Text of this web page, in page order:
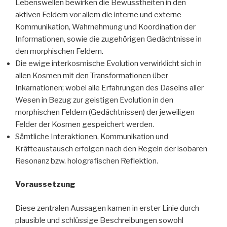
Lebenswellen bewirken die Bewusstheiten in den
aktiven Feldern vor allem die interne und externe
Kommunikation, Wahrnehmung und Koordination der
Informationen, sowie die zugehörigen Gedächtnisse in
den morphischen Feldern.
Die ewige interkosmische Evolution verwirklicht sich in
allen Kosmen mit den Transformationen über
Inkarnationen; wobei alle Erfahrungen des Daseins aller
Wesen in Bezug zur geistigen Evolution in den
morphischen Feldern (Gedächtnissen) der jeweiligen
Felder der Kosmen gespeichert werden.
Sämtliche Interaktionen, Kommunikation und
Kräfteaustausch erfolgen nach den Regeln der isobaren
Resonanz bzw. holografischen Reflektion.
Voraussetzung
Diese zentralen Aussagen kamen in erster Linie durch
plausible und schlüssige Beschreibungen sowohl